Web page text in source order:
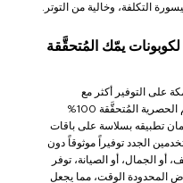
التكلفة، وخالية من التوتر.
يمّك المُتحقَّقة
على التوفير أكثر مع
قسائم يمّك، وأكواد برومو، وعروض الخصم الحصرية المُتحقَّقة 100%
تطبيقه بسلاسة على باقات
الجدد توفيراً موثوقاً دون
الجمال، أو الصيانة، توفر
المحدودة الوقت، مما يجعل